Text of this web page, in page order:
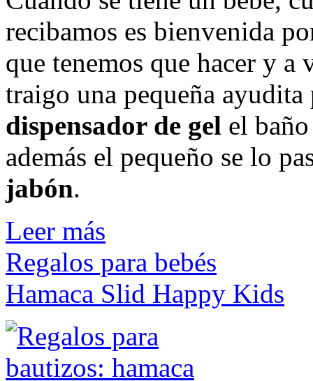
recibamos es bienvenida
que tenemos que hacer y a
traigo una pequeña ayudita
dispensador de gel el
además el pequeño se lo
jabón.
Leer más
Regalos para bebés
Hamaca Slid Happy Kids